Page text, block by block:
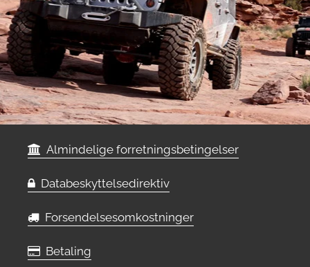
Almindelige forretningsbetingelser
Databeskyttelsedirektiv
Forsendelsesomkostninger
Betaling